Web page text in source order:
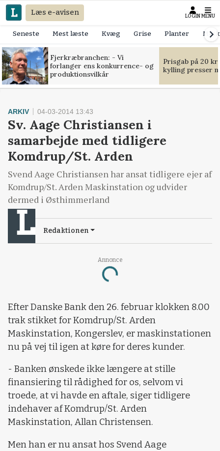
Læs e-avisen LOGIN MENU
Seneste Mest læste Kvæg Grise Planter
Fjerkræbranchen: - Vi
forlanger ens konkurrence- og
produktionsvilkår
Prisgab på 20
kylling presser
Annonce
Loading...
ARKIV 04-03-2014 13:43
Sv. Aage Christiansen i
samarbejde med tidligere
Komdrup/St. Arden
Svend Aage Christiansen har ansat tidligere ejer af
Komdrup/St. Arden Maskinstation og udvider
dermed i Østhimmerland
Redaktionen
Efter Danske Bank den 26. februar klokken 8.00
trak stikket for Komdrup/St. Arden
Maskinstation, Kongerslev, er maskinstationen
nu på vej til igen at køre for deres kunder.
- Banken ønskede ikke længere at stille
finansiering til rådighed for os, selvom vi
troede, at vi havde en aftale, siger tidligere
indehaver af Komdrup/St. Arden
Maskinstation, Allan Christensen.
Men han er nu ansat hos Svend Aage